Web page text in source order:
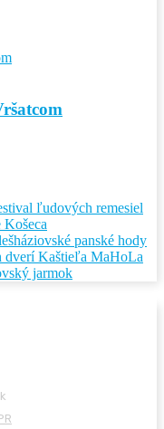
ľudových remesiel
panské hody
dverí Kaštieľa MaHoLa
jarmok